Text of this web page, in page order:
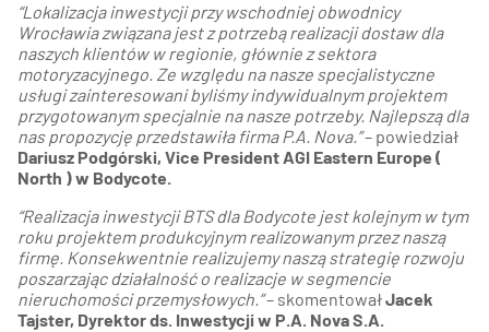
“Lokalizacja inwestycji przy wschodniej obwodnicy
Wrocławia związana jest z potrzebą realizacji dostaw dla
naszych klientów w regionie, głównie z sektora
motoryzacyjnego. Ze względu na nasze specjalistyczne
usługi zainteresowani byliśmy indywidualnym projektem
przygotowanym specjalnie na nasze potrzeby. Najlepszą dla
nas propozycję przedstawiła firma P.A. Nova.”– powiedział
Dariusz Podgórski, Vice President AGI Eastern Europe (
North ) w Bodycote.
“Realizacja inwestycji BTS dla Bodycote jest kolejnym w tym
roku projektem produkcyjnym realizowanym przez naszą
firmę. Konsekwentnie realizujemy naszą strategię rozwoju
poszarzając działalność o realizacje w segmencie
nieruchomości przemysłowych.”– skomentowałJacek
Tajster, Dyrektor ds. Inwestycji w P.A. Nova S.A.